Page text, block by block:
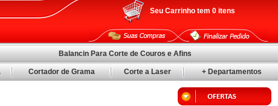
Seu Carrinho tem 0itens
Balancin Para Corte de Couros e Afins
Cortador de Grama Corte a Laser + Departamentos